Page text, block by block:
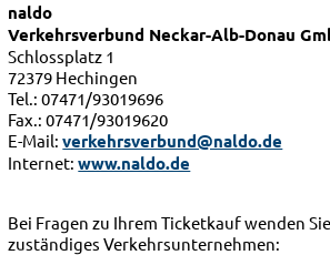
naldo
Verkehrsverbund Neckar-Alb-Donau
Schlossplatz 1
72379 Hechingen
Tel.: 07471/93019696
Fax.: 07471/93019620
E-Mail:verkehrsverbund@naldo.de
Internet:www.naldo.de
Bei Fragen zu Ihrem Ticketkauf wenden
zuständiges Verkehrsunternehmen: